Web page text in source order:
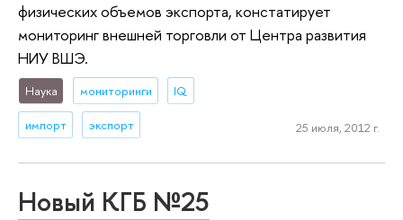
физических объемов экспорта, констатирует
мониторинг внешней торговли от Центра развития
НИУ ВШЭ.
Наука мониторинги IQ
импорт экспорт 25 июля, 2012 г.
Новый КГБ №25